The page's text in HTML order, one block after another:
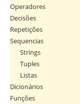
Operadores
Decisões
Repetições
Sequencias
Strings
Tuples
Listas
Dicionários
Funções